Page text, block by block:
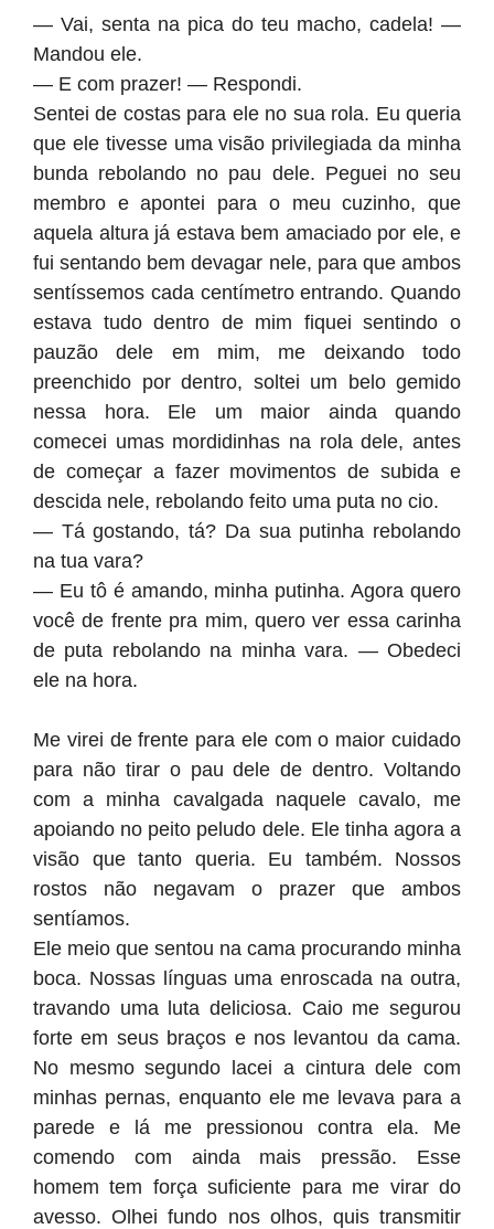
— Vai, senta na pica do teu macho, cadela! —
Mandou ele.
— E com prazer! — Respondi.
Sentei de costas para ele no sua rola. Eu queria
que ele tivesse uma visão privilegiada da minha
bunda rebolando no pau dele. Peguei no seu
membro e apontei para o meu cuzinho, que
aquela altura já estava bem amaciado por ele, e
fui sentando bem devagar nele, para que ambos
sentíssemos cada centímetro entrando. Quando
estava tudo dentro de mim fiquei sentindo o
pauzão dele em mim, me deixando todo
preenchido por dentro, soltei um belo gemido
nessa hora. Ele um maior ainda quando
comecei umas mordidinhas na rola dele, antes
de começar a fazer movimentos de subida e
descida nele, rebolando feito uma puta no cio.
— Tá gostando, tá? Da sua putinha rebolando
na tua vara?
— Eu tô é amando, minha putinha. Agora quero
você de frente pra mim, quero ver essa carinha
de puta rebolando na minha vara. — Obedeci
ele na hora.
Me virei de frente para ele com o maior cuidado
para não tirar o pau dele de dentro. Voltando
com a minha cavalgada naquele cavalo, me
apoiando no peito peludo dele. Ele tinha agora a
visão que tanto queria. Eu também. Nossos
rostos não negavam o prazer que ambos
sentíamos.
Ele meio que sentou na cama procurando minha
boca. Nossas línguas uma enroscada na outra,
travando uma luta deliciosa. Caio me segurou
forte em seus braços e nos levantou da cama.
No mesmo segundo lacei a cintura dele com
minhas pernas, enquanto ele me levava para a
parede e lá me pressionou contra ela. Me
comendo com ainda mais pressão. Esse
homem tem força suficiente para me virar do
avesso. Olhei fundo nos olhos, quis transmitir